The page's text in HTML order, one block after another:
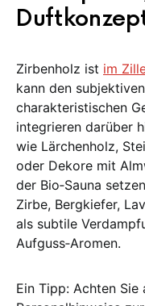
Zirbenholz ist im
kann den
charakteristischen
integrieren darüber
wie Lärchenholz,
oder Dekore mit
der Bio‑Sauna
Zirbe, Bergkiefer,
als subtile
Aufguss‑Aromen.
Ein Tipp: Achten Sie